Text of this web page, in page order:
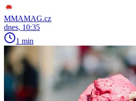
MMAMAG.cz
dnes, 10:35
1 min